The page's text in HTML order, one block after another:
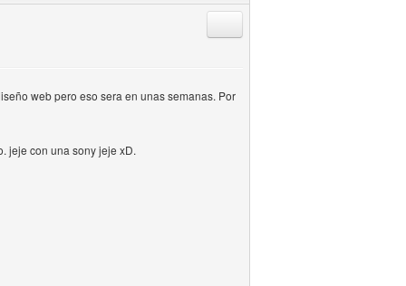
web pero eso sera en unas semanas. Por
jeje con una sony jeje xD.